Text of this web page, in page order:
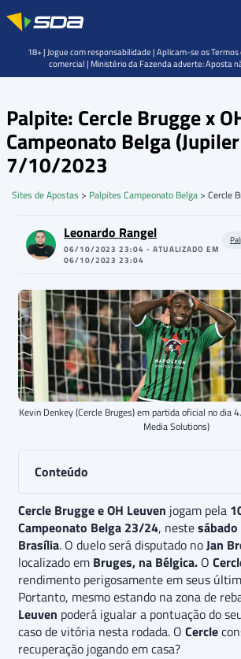
Palpite: Cercle Brugge x
Campeonato Belga
7/10/2023
Sites de Apostas > Palpites Campeonato Belga > Cercle
Leonardo Rangel
06/10/2023 23:04 - ATUALIZADO EM
06/10/2023 23:04
Kevin Denkey (Cercle Bruges) em partida oficial no dia
Media Solutions)
Conteúdo
Cercle Brugge e OH Leuven jogam pela
Campeonato Belga 23/24, neste
Brasília. O duelo será disputado noJan
localizado em Bruges, na Bélgica. O
rendimento perigosamente em seus
Portanto, mesmo estando na zona de
Leuven poderá igualar a pontuação do
caso de vitória nesta rodada. O Cercle
recuperação jogando em casa?
18+ | Jogue com responsabilidade | Aplicam-se os
comercial | Ministério da Fazenda adverte: Aposta